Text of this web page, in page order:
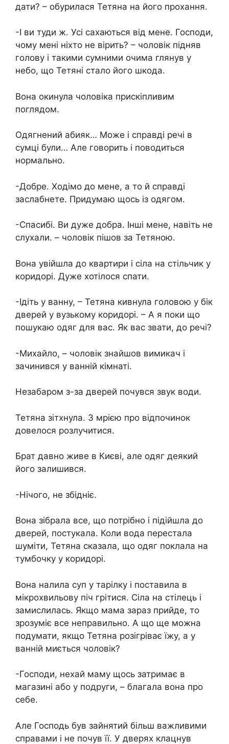
дати? – обурилася Тетяна на його прохання.
-І ви туди ж. Усі сахаються від мене. Господи,
чому мені ніхто не вірить? – чоловік підняв
голову і такими сумними очима глянув у
небо, що Тетяні стало його шкода.
Вона окинула чоловіка прискіпливим
поглядом.
Одягнений абияк… Може і справді речі в
сумці були… Але говорить і поводиться
нормально.
-Добре. Ходімо до мене, а то й справді
заслабнете. Придумаю щось із одягом.
-Спасибі. Ви дуже добра. Інші мене, навіть не
слухали. – чоловік пішов за Тетяною.
Вона увійшла до квартири і сіла на стільчик у
коридорі. Дуже хотілося спати.
-Ідіть у ванну, – Тетяна кивнула головою у бік
дверей у вузькому коридорі. – А я поки що
пошукаю одяг для вас. Як вас звати, до речі?
-Михайло, – чоловік знайшов вимикач і
зачинився у ванній кімнаті.
Незабаром з-за дверей почувся звук води.
Тетяна зітхнула. З мрією про відпочинок
довелося розлучитися.
Брат давно живе в Києві, але одяг деякий
його залишився.
-Нічого, не збідніє.
Вона зібрала все, що потрібно і підійшла до
дверей, постукала. Коли вода перестала
шуміти, Тетяна сказала, що одяг поклала на
тумбочку у коридорі.
Вона налила суп у тарілку і поставила в
мікрохвильову піч грітися. Сіла на стілець і
замислилась. Якщо мама зараз прийде, то
зрозуміє все неправильно. А що ще можна
подумати, якщо Тетяна розігріває їжу, а у
ванній миється чоловік?
-Господи, нехай маму щось затримає в
магазині або у подруги, – благала вона про
себе.
Але Господь був зайнятий більш важливими
справами і не почув її. У дверях клацнув